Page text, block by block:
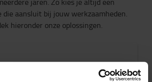
aansluit bij jouw werkzaamheden.
hieronder onze oplossingen.